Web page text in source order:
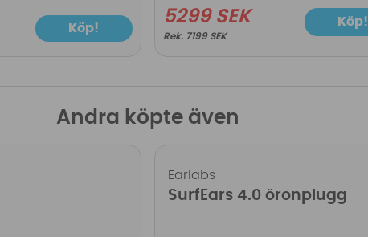
Köp!
5299 SEK
7199 SEK
Köp!
Andra köpte även
Earlabs
SurfEars 4.0 öronplugg